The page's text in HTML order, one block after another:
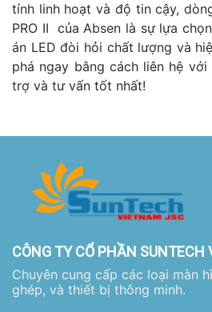
tính linh hoạt và độ tin cậy,
PRO II của Absen là sự lựa
án LED đòi hỏi chất lượng và
phá ngay bằng cách liên hệ
trợ và tư vấn tốt nhất!
CÔNG TY CỔ PHẦN SUNTECH
Chuyên cung cấp các loại màn
ghép, và thiết bị thông minh.